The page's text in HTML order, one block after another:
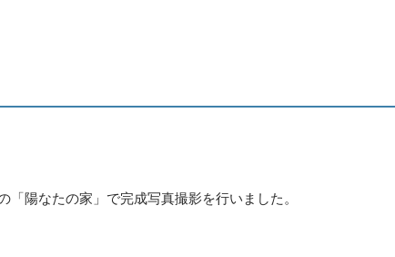
陽なたの家」で完成写真撮影を行いました。